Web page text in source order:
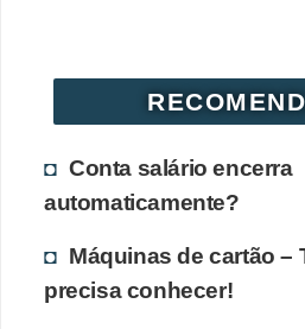
Conta salário encerra
automaticamente?
Máquinas de cartão –
precisa conhecer!